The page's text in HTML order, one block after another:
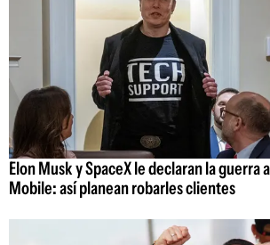
Elon Musk y SpaceX le declaran la guerra
Mobile: así planean robarles clientes